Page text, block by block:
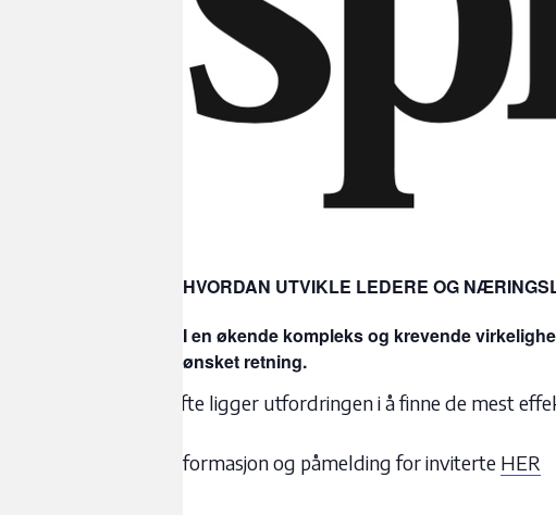
HVORDAN UTVIKLE LEDERE OG
I en økende kompleks og krevende
ønsket retning.
Ofte ligger utfordringen i å finne de mest
Informasjon og påmelding for inviterte HER